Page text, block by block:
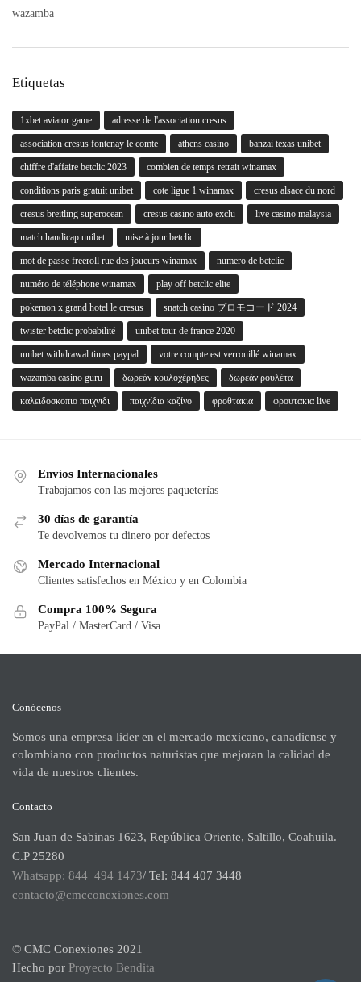
wazamba
Etiquetas
1xbet aviator game adresse de l'association cresus
association cresus fontenay le comte athens casino banzai texas unibet
chiffre d'affaire betclic 2023 combien de temps retrait winamax
conditions paris gratuit unibet cote ligue 1 winamax cresus alsace du nord
cresus breitling superocean cresus casino auto exclu live casino malaysia
match handicap unibet mise à jour betclic
mot de passe freeroll rue des joueurs winamax numero de betclic
numéro de téléphone winamax play off betclic elite
pokemon x grand hotel le cresus snatch casino プロモコード 2024
twister betclic probabilité unibet tour de france 2020
unibet withdrawal times paypal votre compte est verrouillé winamax
wazamba casino guru δωρεάν κουλοχέρηδες δωρεάν ρουλέτα
καλειδοσκοπιο παιχνιδι παιχνίδια καζίνο φροθτακια φρουτακια live
Envíos Internacionales
Trabajamos con las mejores paqueterías
30 días de garantía
Te devolvemos tu dinero por defectos
Mercado Internacional
Clientes satisfechos en México y en Colombia
Compra 100% Segura
PayPal / MasterCard / Visa
Conócenos
Somos una empresa lider en el mercado mexicano, canadiense y
colombiano con productos naturistas que mejoran la calidad de
vida de nuestros clientes.
Contacto
San Juan de Sabinas 1623, República Oriente, Saltillo, Coahuila.
C.P 25280
Whatsapp: 844 494 1473/ Tel: 844 407 3448
contacto@cmcconexiones.com
© CMC Conexiones 2021
Hecho por Proyecto Bendita